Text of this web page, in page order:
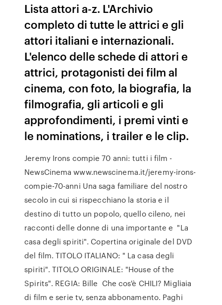
Lista attori a-z. L'Archivio
completo di tutte le attrici e gli
attori italiani e internazionali.
L'elenco delle schede di attori e
attrici, protagonisti dei film al
cinema, con foto, la biografia, la
filmografia, gli articoli e gli
approfondimenti, i premi vinti e
le nominations, i trailer e le clip.
Jeremy Irons compie 70 anni: tutti i film -
NewsCinema www.newscinema.it/jeremy-irons-
compie-70-anni Una saga familiare del nostro
secolo in cui si rispecchiano la storia e il
destino di tutto un popolo, quello cileno, nei
racconti delle donne di una importante e "La
casa degli spiriti". Copertina originale del DVD
del film. TITOLO ITALIANO: " La casa degli
spiriti". TITOLO ORIGINALE: "House of the
Spirits". REGIA: Bille Che cos'è CHILI? Migliaia
di film e serie tv, senza abbonamento. Paghi